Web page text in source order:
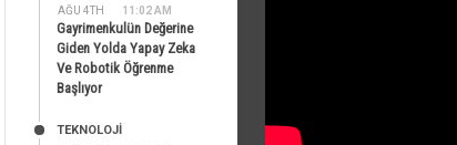
AĞU 4TH 11:02 AM
Gayrimenkulün Değerine
Giden Yolda Yapay Zeka
Ve Robotik Öğrenme
Başlıyor
TEKNOLOJİ